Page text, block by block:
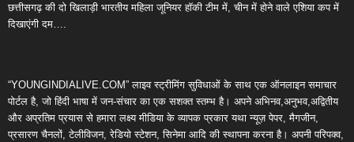
छत्तीसगढ़ की दो खिलाड़ी भारतीय महिला जूनियर हॉकी टीम में, चीन में होने वाले एशिया कप में
दिखाएंगी दम….
“YOUNGINDIALIVE.COM” लाइव स्ट्रीमिंग सुविधाओं के साथ एक ऑनलाइन समाचार
पोर्टल है, जो हिंदी भाषा में जन-संचार का एक सशक्त स्तम्भ है। अपने अभिनव,अनुभव,अद्वितीय
और अप्रतिम प्रयास से हमारा लक्ष्य मीडिया के व्यापक प्रकार यथा न्यूज़ पेपर, मैगजीन,
प्रसारण चैनलों, टेलीविजन, रेडियो स्टेशन, सिनेमा आदि की स्थापना करना है। अपनी परिपक्व,